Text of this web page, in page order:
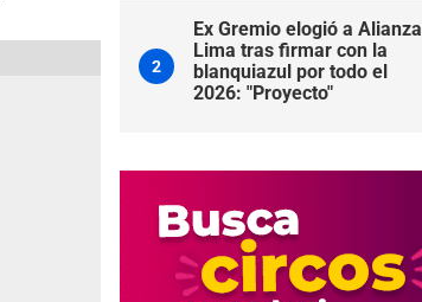
2
Ex Gremio elogió a Alianza
Lima tras firmar con la
blanquiazul por todo el
2026: "Proyecto"